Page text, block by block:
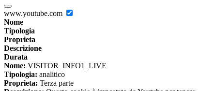
www.youtube.com
Nome
Tipologia
Proprieta
Descrizione
Durata
Nome: VISITOR_INFO1_LIVE
Tipologia: analitico
Proprieta: Terza parte